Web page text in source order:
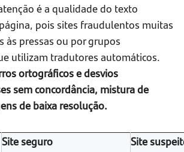
é a qualidade do texto
pois sites fraudulentos muitas
às pressas ou por grupos
utilizam tradutores automáticos.
ortográficos e desvios
sem concordância, mistura de
de baixa resolução.
Site seguro Site